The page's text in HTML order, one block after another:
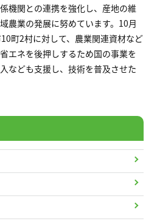
機関との連携を強化し、産地の維
農業の発展に努めています。10月
町2村に対して、農業関連資材など
エネを後押しするため国の事業を
なども支援し、技術を普及させた